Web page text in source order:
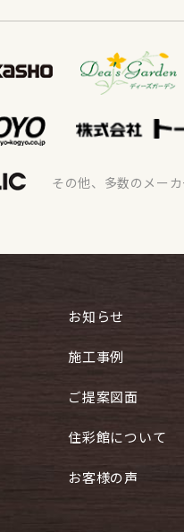
その他、多数のメー
お知らせ
施工事例
ご提案図面
住彩館について
お客様の声